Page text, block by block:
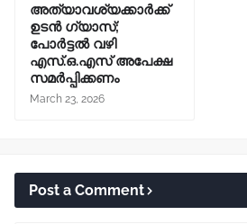
അത്യാവശ്യക്കാർക്ക്
ഉടൻ ഗ്യാസ്;
പോർട്ടൽ വഴി
എസ്.ഒ.എസ് അപേക്ഷ
സമർപ്പിക്കണം
March 23, 2026
Post a Comment